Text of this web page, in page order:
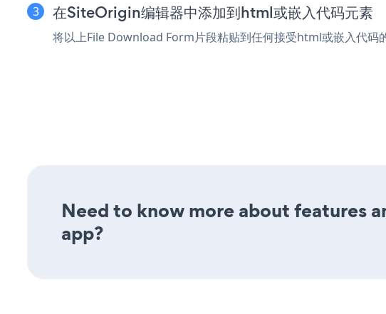
在SiteOrigin编辑器中添加到html或嵌入代码元素
将以上File Download Form片段粘贴到任何接受html或嵌入代
Need to know more about features
app?